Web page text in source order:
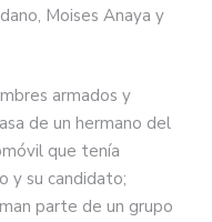
Moises Anaya y
armados y
de un hermano del
que tenía
y su candidato;
parte de un grupo